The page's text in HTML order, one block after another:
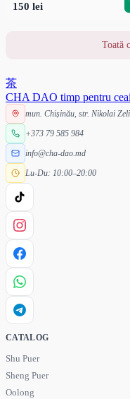
150 lei
Toată
茶
CHA DAO timp pentru ceai
mun. Chișinău, str. Nikolai
+373 79 585 984
info@cha-dao.md
Lu-Du: 10:00–20:00
CATALOG
Shu Puer
Sheng Puer
Oolong